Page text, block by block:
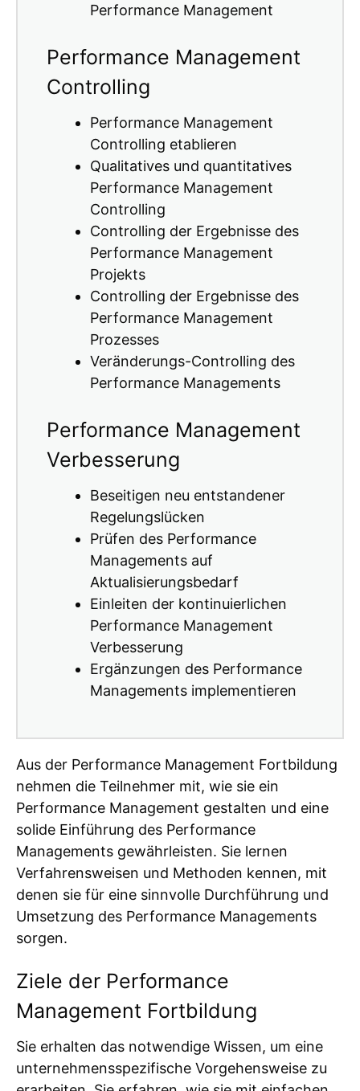
Performance Management
Performance Management
Controlling
Performance Management
Controlling etablieren
Qualitatives und quantitatives
Performance Management
Controlling
Controlling der Ergebnisse des
Performance Management
Projekts
Controlling der Ergebnisse des
Performance Management
Prozesses
Veränderungs-Controlling des
Performance Managements
Performance Management
Verbesserung
Beseitigen neu entstandener
Regelungslücken
Prüfen des Performance
Managements auf
Aktualisierungsbedarf
Einleiten der kontinuierlichen
Performance Management
Verbesserung
Ergänzungen des Performance
Managements implementieren
Aus der Performance Management Fortbildung
nehmen die Teilnehmer mit, wie sie ein
Performance Management gestalten und eine
solide Einführung des Performance
Managements gewährleisten. Sie lernen
Verfahrensweisen und Methoden kennen, mit
denen sie für eine sinnvolle Durchführung und
Umsetzung des Performance Managements
sorgen.
Ziele der Performance
Management Fortbildung
Sie erhalten das notwendige Wissen, um eine
unternehmensspezifische Vorgehensweise zu